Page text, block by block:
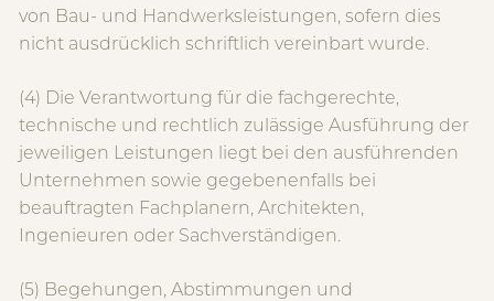
von Bau- und Handwerksleistungen, sofern dies
nicht ausdrücklich schriftlich vereinbart wurde.
(4) Die Verantwortung für die fachgerechte,
technische und rechtlich zulässige Ausführung der
jeweiligen Leistungen liegt bei den ausführenden
Unternehmen sowie gegebenenfalls bei
beauftragten Fachplanern, Architekten,
Ingenieuren oder Sachverständigen.
(5) Begehungen, Abstimmungen und